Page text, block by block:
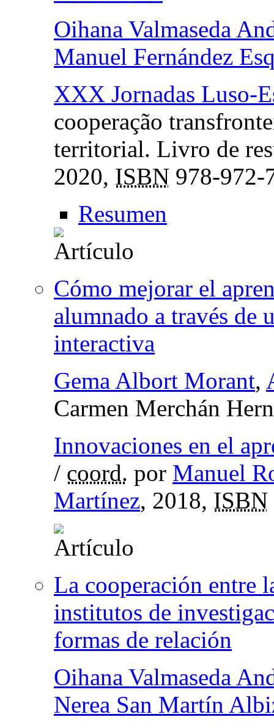
Oihana Valmaseda
Manuel Fernández
XXX Jornadas Luso-
cooperação
territorial. Livro de
2020, ISBN 978-
Resumen
Cómo mejorar el
alumnado a través de
interactiva
Gema Albort Morant,
Carmen Merchán
Innovaciones en el
/ coord. por Manuel
Martínez, 2018, ISBN
La cooperación entre
institutos de
formas de relación
Oihana Valmaseda
Nerea San Martín